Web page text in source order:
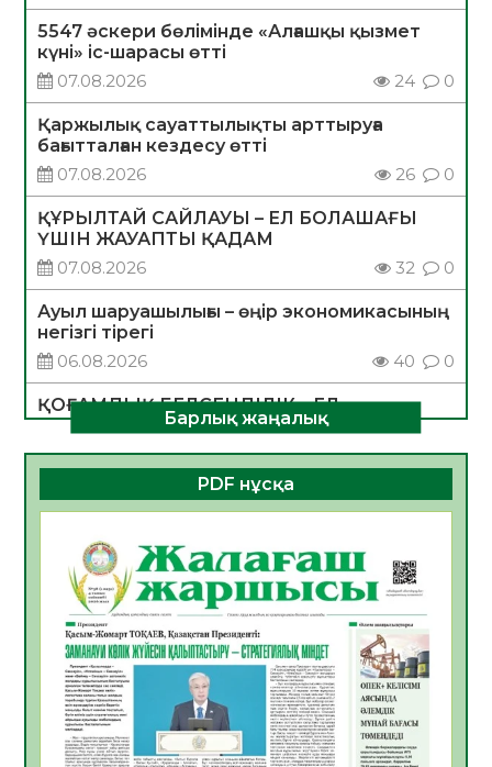
5547 әскери бөлімінде «Алғашқы қызмет
күні» іс-шарасы өтті
07.08.2026
24 0
Қаржылық сауаттылықты арттыруға
бағытталған кездесу өтті
07.08.2026
26 0
ҚҰРЫЛТАЙ САЙЛАУЫ – ЕЛ БОЛАШАҒЫ
ҮШІН ЖАУАПТЫ ҚАДАМ
07.08.2026
32 0
Ауыл шаруашылығы – өңір экономикасының
негізгі тірегі
06.08.2026
40 0
ҚОҒАМДЫҚ БЕЛСЕНДІЛІК – ЕЛ
ДАМУЫНЫҢ НЕГІЗІ
06.08.2026
37 0
ҚҰРЫЛТАЙ САЙЛАУЫ – БОЛАШАҚҚА
06.08.2026
Инфекциялық ауруларға қарсы иммундау
жұмыстарының тиімділігі
06.08.2026
42
Көкжөтел ауруы туралы
06.08.2026
37
АПВ вакцинасы туралы мәлімет
Барлық жаңалық
PDF нұсқа